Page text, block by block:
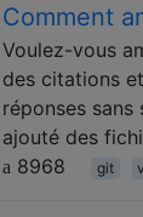
Comment
Voulez-vous
des citations
réponses
ajouté des
8968
git